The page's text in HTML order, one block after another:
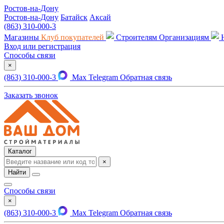
Ростов-на-Дону
Ростов-на-Дону Батайск Аксай
(863) 310-000-3
Магазины Клуб покупателей Строителям Организациям
Вход или регистрация
Способы связи
×
(863) 310-000-3 Max Telegram Обратная связь
Заказать звонок
Каталог
×
Найти
Способы связи
×
(863) 310-000-3 Max Telegram Обратная связь